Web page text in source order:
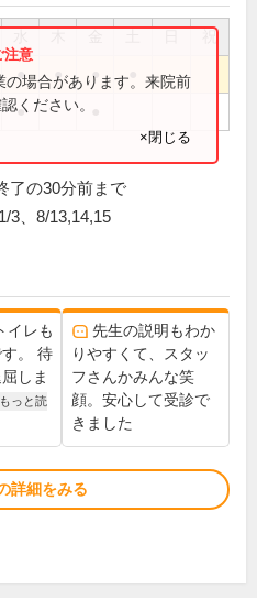
祝
● ● ●
●
場合があります。来院前
ください。
×閉じる
了の30分前まで
3、8/13,14,15
イレも
。 待
しま
もっと読
先生の説明もわか
りやすくて、スタッ
フさんかみんな笑
顔。安心して受診で
きました
詳細をみる